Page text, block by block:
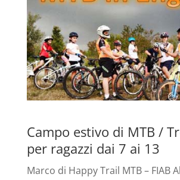
Campo estivo di MTB /
per ragazzi dai 7 ai 13
Marco di Happy Trail MTB – FIAB